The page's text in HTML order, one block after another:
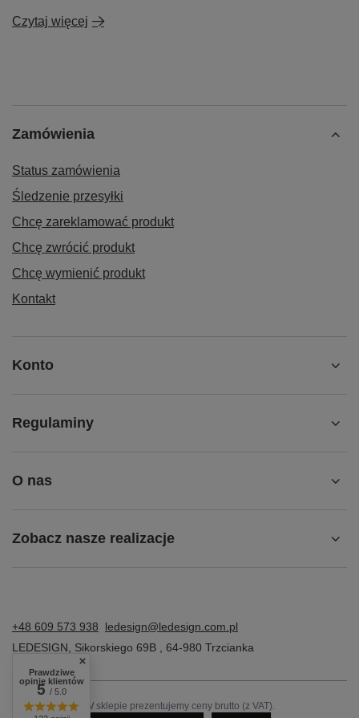
Czytaj więcej
Zamówienia
Status zamówienia
Śledzenie przesyłki
Chcę zareklamować produkt
Chcę zwrócić produkt
Chcę wymienić produkt
Kontakt
Konto
Regulaminy
O nas
Zobacz nasze realizacje
+48 609 573 938
ledesign@ledesign.com.pl
LEDESIGN, Sikorskiego 69B , 64-980 Trzcianka
W sklepie prezentujemy ceny brutto (z VAT).
Prawdziwe
opinie klientów
5/ 5.0